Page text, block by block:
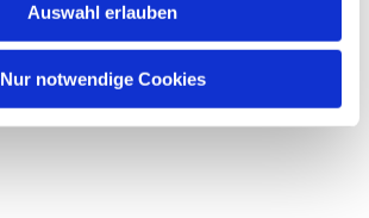
Auswahl erlauben
Nur notwendige Cookies